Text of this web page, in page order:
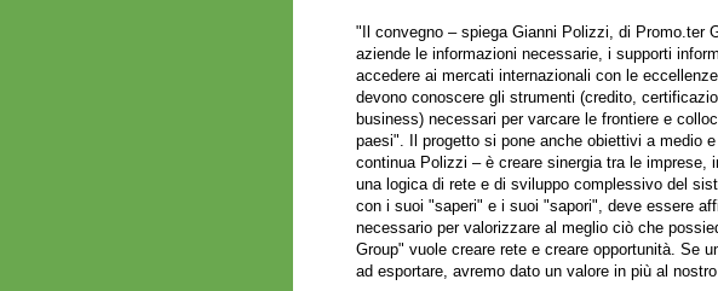
"Il convegno – spiega Gianni Polizzi, di Promo.ter
aziende le informazioni necessarie, i supporti
accedere ai mercati internazionali con le
devono conoscere gli strumenti (credito,
business) necessari per varcare le frontiere e
paesi". Il progetto si pone anche obiettivi a medio
continua Polizzi – è creare sinergia tra le imprese,
una logica di rete e di sviluppo complessivo del
con i suoi "saperi" e i suoi "sapori", deve essere
necessario per valorizzare al meglio ciò che
Group" vuole creare rete e creare opportunità. Se
ad esportare, avremo dato un valore in più al